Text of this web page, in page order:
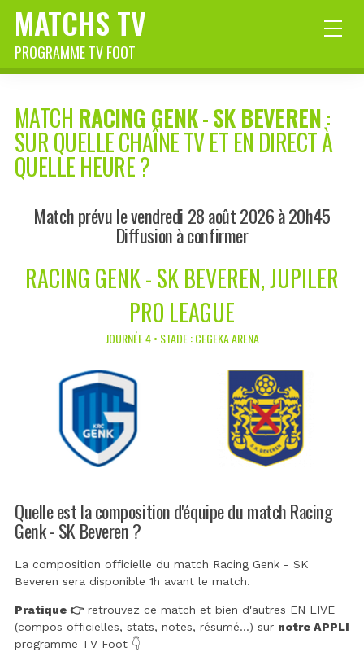
MATCHS TV
PROGRAMME TV FOOT
MATCH RACING GENK-SK BEVEREN:
SUR QUELLE CHAÎNE TV ET EN DIRECT À
QUELLE HEURE ?
Match prévu le vendredi 28 août 2026 à 20h45
Diffusion à confirmer
RACING GENK - SK BEVEREN, JUPILER
PRO LEAGUE
JOURNÉE 4 • STADE : CEGEKA ARENA
Quelle est la composition d'équipe du match Racing
Genk - SK Beveren ?
La composition officielle du match Racing Genk - SK
Beveren sera disponible 1h avant le match.
Pratique 👉retrouvez ce match et bien d'autres EN LIVE
(compos officielles, stats, notes, résumé...) sur notre APPLI
programme TV Foot 👇